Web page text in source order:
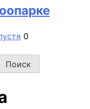
0
Поиск